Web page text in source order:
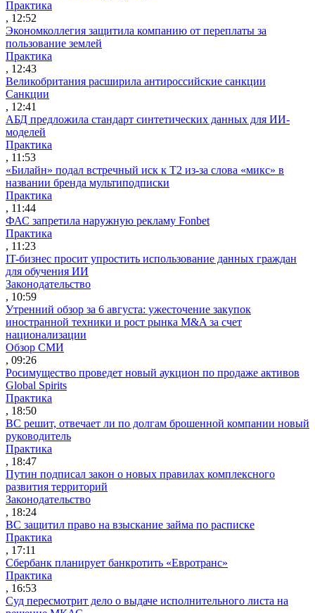
Практика
, 12:52
Экономколлегия защитила компанию от переплаты за
пользование землей
Практика
, 12:43
Великобритания расширила антироссийские санкции
Санкции
, 12:41
АБД предложила стандарт синтетических данных для ИИ-
моделей
Практика
, 11:53
«Билайн» подал встречный иск к Т2 из-за слова «микс» в
названии бренда мультиподписки
Практика
, 11:44
ФАС запретила наружную рекламу Fonbet
Практика
, 11:23
IT-бизнес просит упростить использование данных граждан
для обучения ИИ
Законодательство
, 10:59
Утренний обзор за 6 августа: ужесточение закупок
иностранной техники и рост рынка M&A за счет
национализации
Обзор СМИ
, 09:26
Росимущество проведет новый аукцион по продаже активов
Global Spirits
Практика
, 18:50
ВС решит, отвечает ли по долгам брошенной компании новый
руководитель
Практика
, 18:47
Путин подписал закон о новых правилах комплексного
развития территорий
Законодательство
, 18:24
ВС защитил право на взыскание займа по расписке
Практика
, 17:11
Сбербанк планирует банкротить «Евротранс»
Практика
, 16:53
Суд пересмотрит дело о выдаче исполнительного листа на